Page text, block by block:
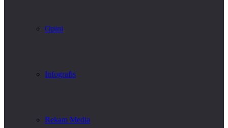
Opini
Infografis
Rekam Media